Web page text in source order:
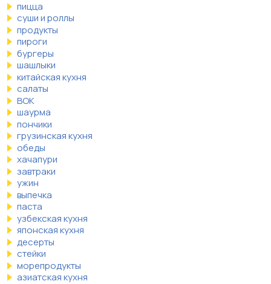
пицца
суши и роллы
продукты
пироги
бургеры
шашлыки
китайская кухня
салаты
ВОК
шаурма
пончики
грузинская кухня
обеды
хачапури
завтраки
ужин
выпечка
паста
узбекская кухня
японская кухня
десерты
стейки
морепродукты
азиатская кухня